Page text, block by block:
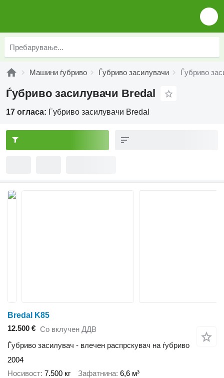
Машини ѓубриво Ѓубриво засилувачи Ѓубриво
Ѓубриво засилувачи Bredal
17 огласа: Ѓубриво засилувачи Bredal
Bredal K85
12.500 € Со вклучен ДДВ
Ѓубриво засилувач - влечен распрскувач на ѓубриво
2004
Носивост 7.500 кг Зафатнина 6,6 м³